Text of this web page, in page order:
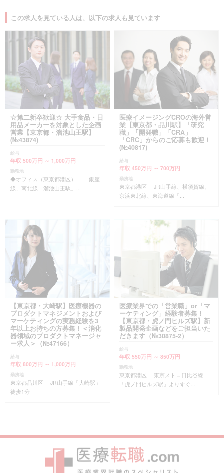
この求人を見ている人は、以下の求人も見ています
☆第二新卒歓迎☆ 大手食品・日
用品メーカーを対象とした企画
営業【東京都・溜池山王駅】
(№43874)
給与
年収 500万円 ～ 1,000万円
勤務地
◆オフィス（東京都港区） 銀座
線、南北線「溜池山王駅」...
医療イメージングCROの海外営
業【東京都・品川駅】「研究
職」「開発職」「CRA」
「CRC」からのご応募も歓迎！
(№40817)
給与
年収 450万円 ～ 700万円
勤務地
東京都港区 JR山手線、横須賀線、
京浜東北線、東海道線「...
【東京都・大崎駅】医療機器の
プロダクトマネジメントおよび
マーケティングの実務経験を3
年以上お持ちの方募集！＜消化
器領域のプロダクトマネージャ
ー求人＞（№47166）
給与
年収 800万円 ～ 1,000万円
勤務地
東京都品川区 JR山手線「大崎駅」
徒歩1分
医療業界での「営業職」or「マ
ーケティング」経験者募集！
【東京都・虎ノ門ヒルズ駅】新
製品開発企画などをご担当いた
だきます（№30875-2）
給与
年収 550万円 ～ 850万円
勤務地
東京都港区 東京メトロ日比谷線
「虎ノ門ヒルズ駅」よりすぐ...